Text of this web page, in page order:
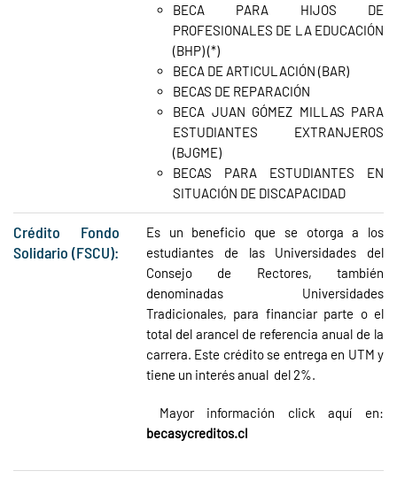
BECA PARA HIJOS DE
PROFESIONALES DE LA EDUCACIÓN
(BHP) (*)
BECA DE ARTICULACIÓN (BAR)
BECAS DE REPARACIÓN
BECA JUAN GÓMEZ MILLAS PARA
ESTUDIANTES EXTRANJEROS
(BJGME)
BECAS PARA ESTUDIANTES EN
SITUACIÓN DE DISCAPACIDAD
Crédito Fondo
Solidario (FSCU):
Es un beneficio que se otorga a los
estudiantes de las Universidades del
Consejo de Rectores, también
denominadas Universidades
Tradicionales, para financiar parte o el
total del arancel de referencia anual de la
carrera. Este crédito se entrega en UTM y
tiene un interés anual del 2%.
Mayor información click aquí en:
becasycreditos.cl